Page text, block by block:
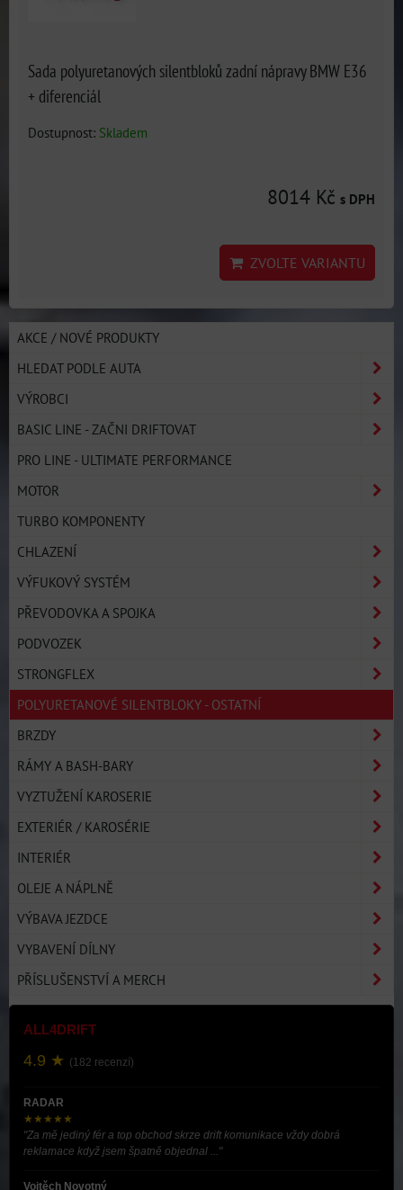
Sada polyuretanových silentbloků zadní nápravy BMW E36
+ diferenciál
Dostupnost: Skladem
8014 Kč s DPH
ZVOLTE VARIANTU
AKCE / NOVÉ PRODUKTY
HLEDAT PODLE AUTA
VÝROBCI
BASIC LINE - ZAČNI DRIFTOVAT
PRO LINE - ULTIMATE PERFORMANCE
MOTOR
TURBO KOMPONENTY
CHLAZENÍ
VÝFUKOVÝ SYSTÉM
PŘEVODOVKA A SPOJKA
PODVOZEK
STRONGFLEX
POLYURETANOVÉ SILENTBLOKY - OSTATNÍ
BRZDY
RÁMY A BASH-BARY
VYZTUŽENÍ KAROSERIE
EXTERIÉR / KAROSÉRIE
INTERIÉR
OLEJE A NÁPLNĚ
VÝBAVA JEZDCE
VYBAVENÍ DÍLNY
PŘÍSLUŠENSTVÍ A MERCH
ALL4DRIFT
4.9 ★ (182 recenzí)
RADAR
★★★★★
"Za mě jediný fér a top obchod skrze drift komunikace vždy dobrá
reklamace když jsem špatně objednal ..."
Vojtěch Novotný